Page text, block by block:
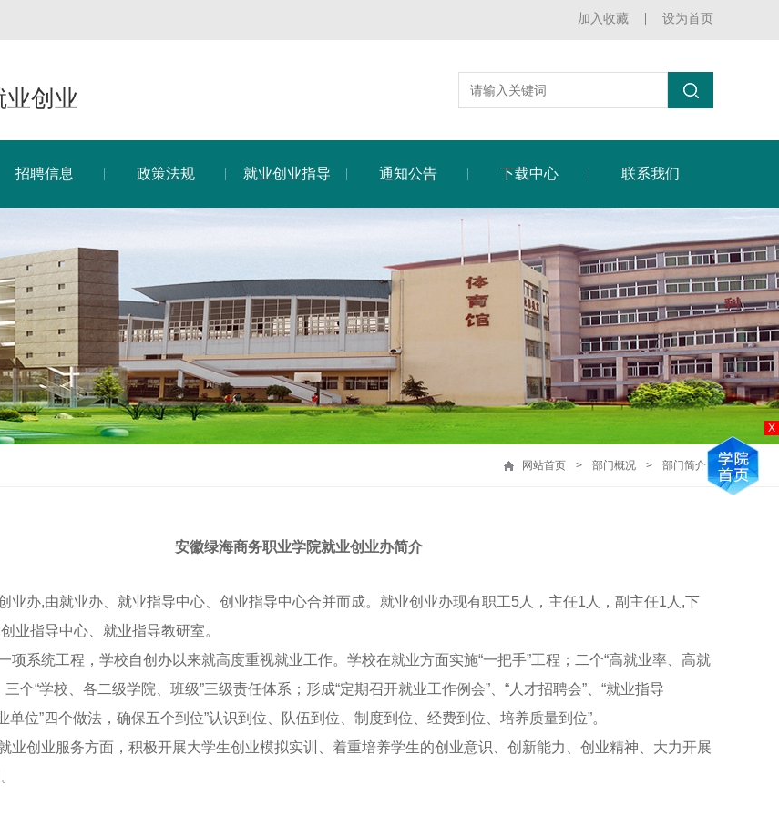
X
加入收藏 设为首页
业创业
招聘信息 政策法规 就业创业指导 通知公告 下载中心 联系我们
网站首页 > 部门概况 > 部门简介
安徽绿海商务职业学院就业创业办简介
办,由就业办、就业指导中心、创业指导中心合并而成。就业创业办现有职工5人，主任1人，副主任1人,下
业指导中心、就业指导教研室。
系统工程，学校自创办以来就高度重视就业工作。学校在就业方面实施“一把手”工程；二个“高就业率、高就
三个“学校、各二级学院、班级”三级责任体系；形成“定期召开就业工作例会”、“人才招聘会”、“就业指导
单位”四个做法，确保五个到位”认识到位、队伍到位、制度到位、经费到位、培养质量到位”。
创业服务方面，积极开展大学生创业模拟实训、着重培养学生的创业意识、创新能力、创业精神、大力开展